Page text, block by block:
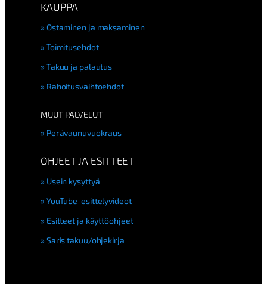
KAUPPA
Ostaminen ja maksaminen
Toimitusehdot
Takuu ja palautus
Rahoitusvaihtoehdot
MUUT PALVELUT
Perävaunuvuokraus
OHJEET JA ESITTEET
Usein kysyttyä
YouTube-esittelyvideot
Esitteet ja käyttöohjeet
Saris takuu/ohjekirja